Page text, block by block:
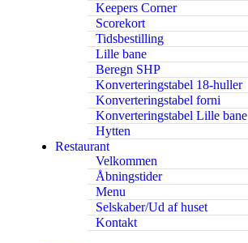
Keepers Corner
Scorekort
Tidsbestilling
Lille bane
Beregn SHP
Konverteringstabel 18-huller
Konverteringstabel forni
Konverteringstabel Lille bane
Hytten
Restaurant
Velkommen
Åbningstider
Menu
Selskaber/Ud af huset
Kontakt